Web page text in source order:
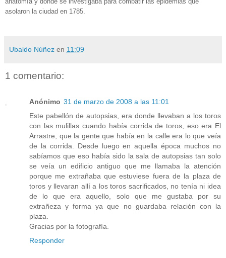
asolaron la ciudad en 1785.
Ubaldo Núñez en 11:09
1 comentario:
Anónimo 31 de marzo de 2008 a las 11:01
Este pabellón de autopsias, era donde llevaban a los toros
con las mulillas cuando había corrida de toros, eso era El
Arrastre, que la gente que había en la calle era lo que veía
de la corrida. Desde luego en aquella época muchos no
sabíamos que eso había sido la sala de autopsias tan solo
se veía un edificio antiguo que me llamaba la atención
porque me extrañaba que estuviese fuera de la plaza de
toros y llevaran allí a los toros sacrificados, no tenía ni idea
de lo que era aquello, solo que me gustaba por su
extrañeza y forma ya que no guardaba relación con la
plaza.
Gracias por la fotografía.
Responder